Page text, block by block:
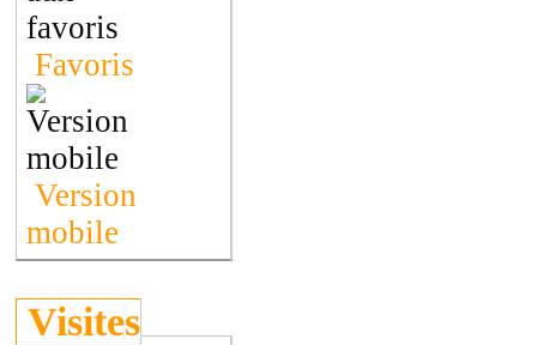
Favoris
Version
mobile
Visites